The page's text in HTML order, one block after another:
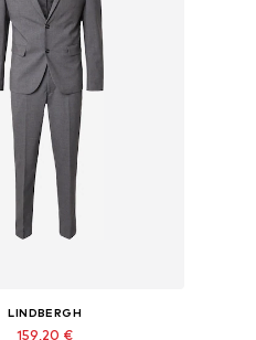
LINDBERGH
159,20 €